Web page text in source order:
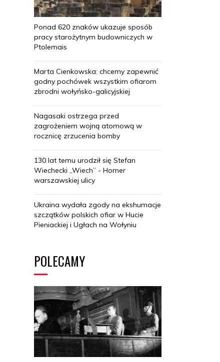
Ponad 620 znaków ukazuje sposób
pracy starożytnym budowniczych w
Ptolemais
Marta Cienkowska: chcemy zapewnić
godny pochówek wszystkim ofiarom
zbrodni wołyńsko-galicyjskiej
Nagasaki ostrzega przed
zagrożeniem wojną atomową w
rocznicę zrzucenia bomby
130 lat temu urodził się Stefan
Wiechecki „Wiech” - Homer
warszawskiej ulicy
Ukraina wydała zgody na ekshumacje
szczątków polskich ofiar w Hucie
Pieniackiej i Ugłach na Wołyniu
POLECAMY